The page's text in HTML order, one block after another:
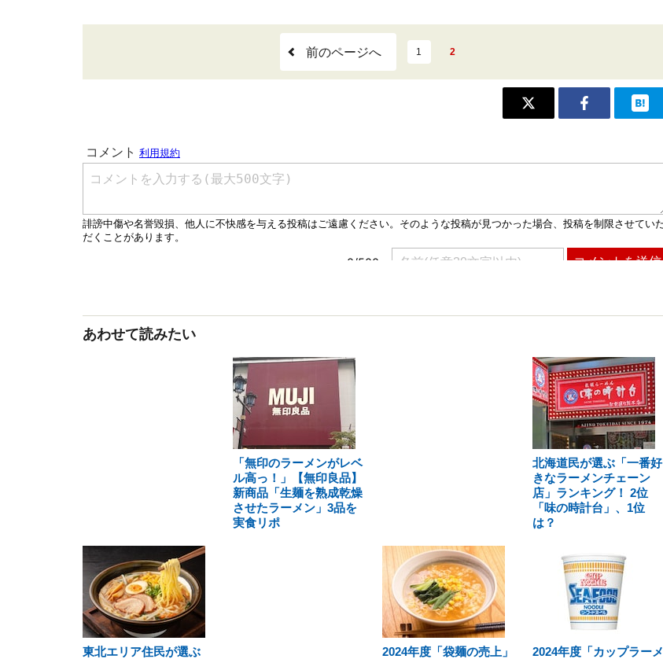
前のページへ 1 2
あわせて読みたい
「無印のラーメンがレベ
ル高っ！」【無印良品】
新商品「生麺を熟成乾燥
させたラーメン」3品を
実食リポ
北海道民が選ぶ「一番好
きなラーメンチェーン
店」ランキング！ 2位
「味の時計台」、1位
は？
東北エリア住民が選ぶ
2024年度「袋麺の売上」
2024年度「カップラーメ